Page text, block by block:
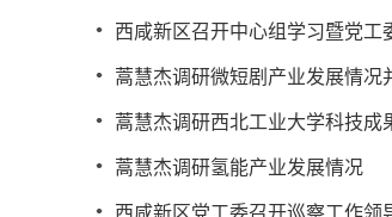
西咸新区召开中心组学习暨党工
蒿慧杰调研微短剧产业发展情况
蒿慧杰调研西北工业大学科技
蒿慧杰调研氢能产业发展情况
西咸新区党工委召开巡察工作领